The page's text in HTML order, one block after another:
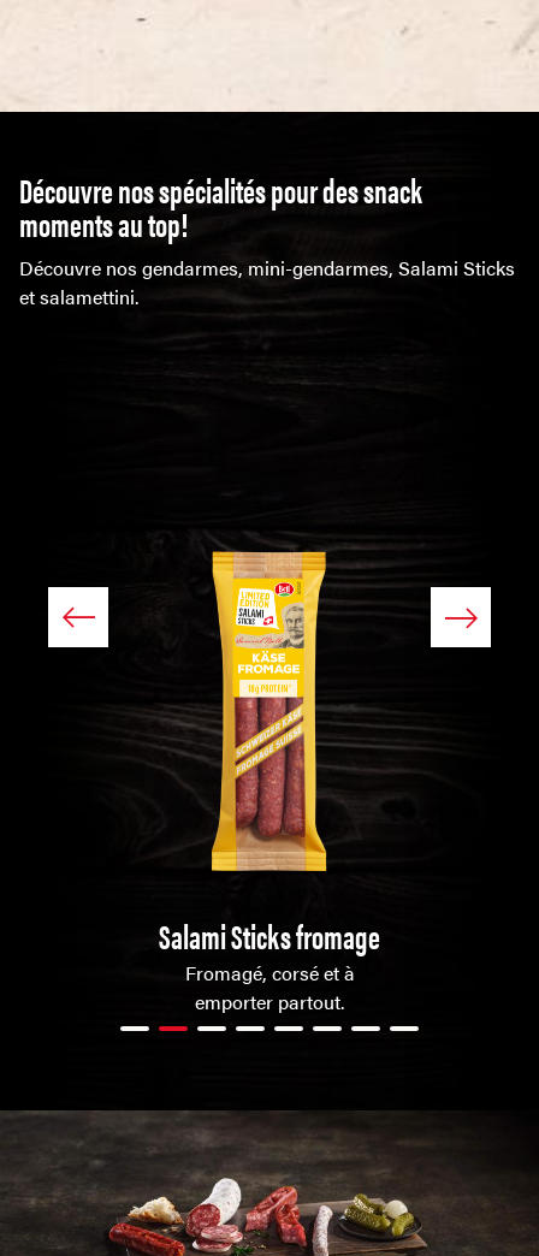
Découvre nos spécialités pour des snack
moments au top!
Découvre nos gendarmes, mini-gendarmes, Salami Sticks
et salamettini.
Salami Sticks fromage
Fromagé, corsé et à
emporter partout.